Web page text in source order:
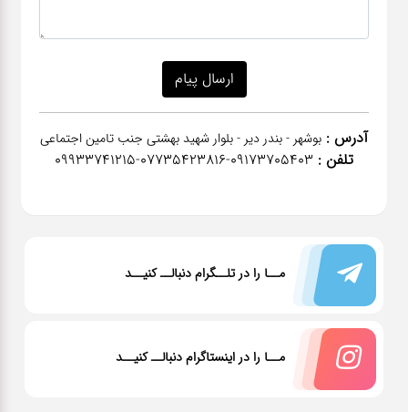
آدرس : بوشهر - بندر دیر - بلوار شهید بهشتی جنب تامین اجتماعی
تلفن : ٠٩١٧٣٧٠٥٤٠٣-07735423816-09933741215
مــا را در تلــگرام دنبالــ کنیــد
مــا را در اینستاگرام دنبالــ کنیــد